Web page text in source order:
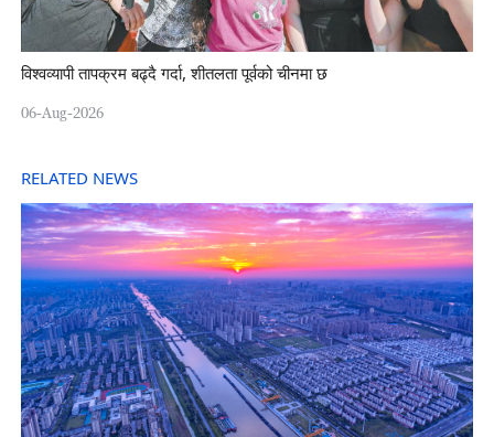
विश्वव्यापी तापक्रम बढ्दै गर्दा, शीतलता पूर्वको चीनमा छ
06-Aug-2026
RELATED NEWS